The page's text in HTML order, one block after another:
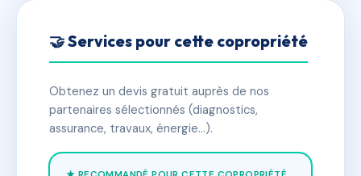
🤝 Services pour cette copropriété
Obtenez un devis gratuit auprès de nos
partenaires sélectionnés (diagnostics,
assurance, travaux, énergie…).